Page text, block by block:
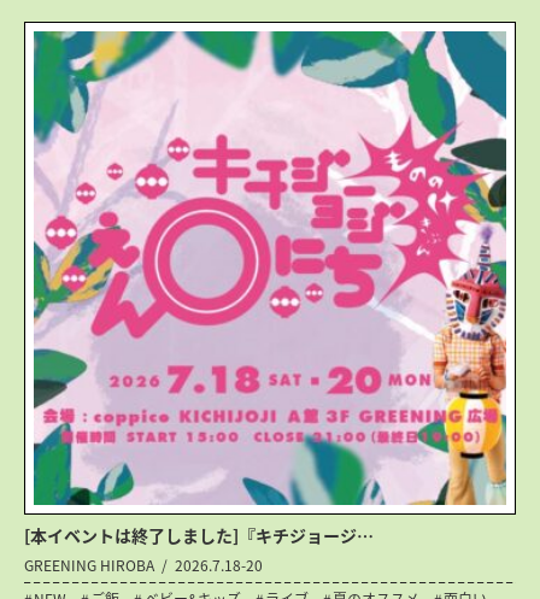
[本イベントは終了しました]『キチジョージ…
GREENING HIROBA
2026.7.18-20